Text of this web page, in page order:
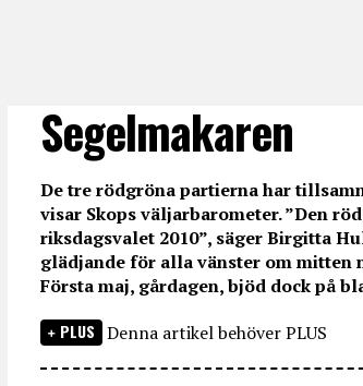
Segelmakaren
De tre rödgröna partierna har
visar Skops väljarbarometer. ”Den
riksdagsvalet 2010”, säger Birgitta
glädjande för alla vänster om mitten
Första maj, gårdagen, bjöd dock på
PLUS Denna artikel behöver PLUS